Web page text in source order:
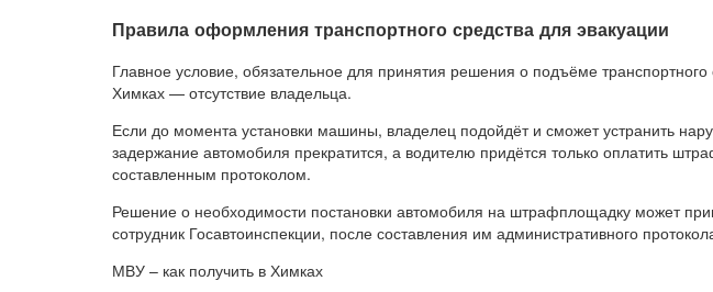
Правила оформления транспортного средства для эвакуации
Главное условие, обязательное для принятия решения о подъёме транспортного
Химках — отсутствие владельца.
Если до момента установки машины, владелец подойдёт и сможет устранить
задержание автомобиля прекратится, а водителю придётся только оплатить
составленным протоколом.
Решение о необходимости постановки автомобиля на штрафплощадку может
сотрудник Госавтоинспекции, после составления им административного
МВУ – как получить в Химках